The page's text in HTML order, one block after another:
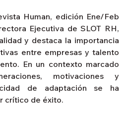
Human, edición Ene/Feb
Ejecutiva de SLOT RH,
y destaca la importancia
entre empresas y talento
En un contexto marcado
motivaciones y
de adaptación se ha
crítico de éxito.